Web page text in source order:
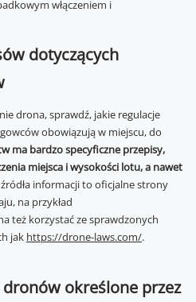
włączeniem i
dotyczących
drona, sprawdź, jakie regulacje
obowiązują w miejscu, do
ma bardzo specyficzne przepisy,
miejsca i wysokości lotu, a nawet
informacji to oficjalne strony
na przykład
też korzystać ze sprawdzonych
jak https://drone-laws.com/.
określone przez